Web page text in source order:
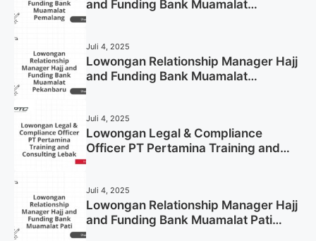
and Funding Bank Muamalat
Juli 4, 2025
Lowongan Relationship Manager Hajj
and Funding Bank Muamalat
Juli 4, 2025
Lowongan Legal & Compliance
Officer PT Pertamina Training and
Juli 4, 2025
Lowongan Relationship Manager Hajj
and Funding Bank Muamalat Pati